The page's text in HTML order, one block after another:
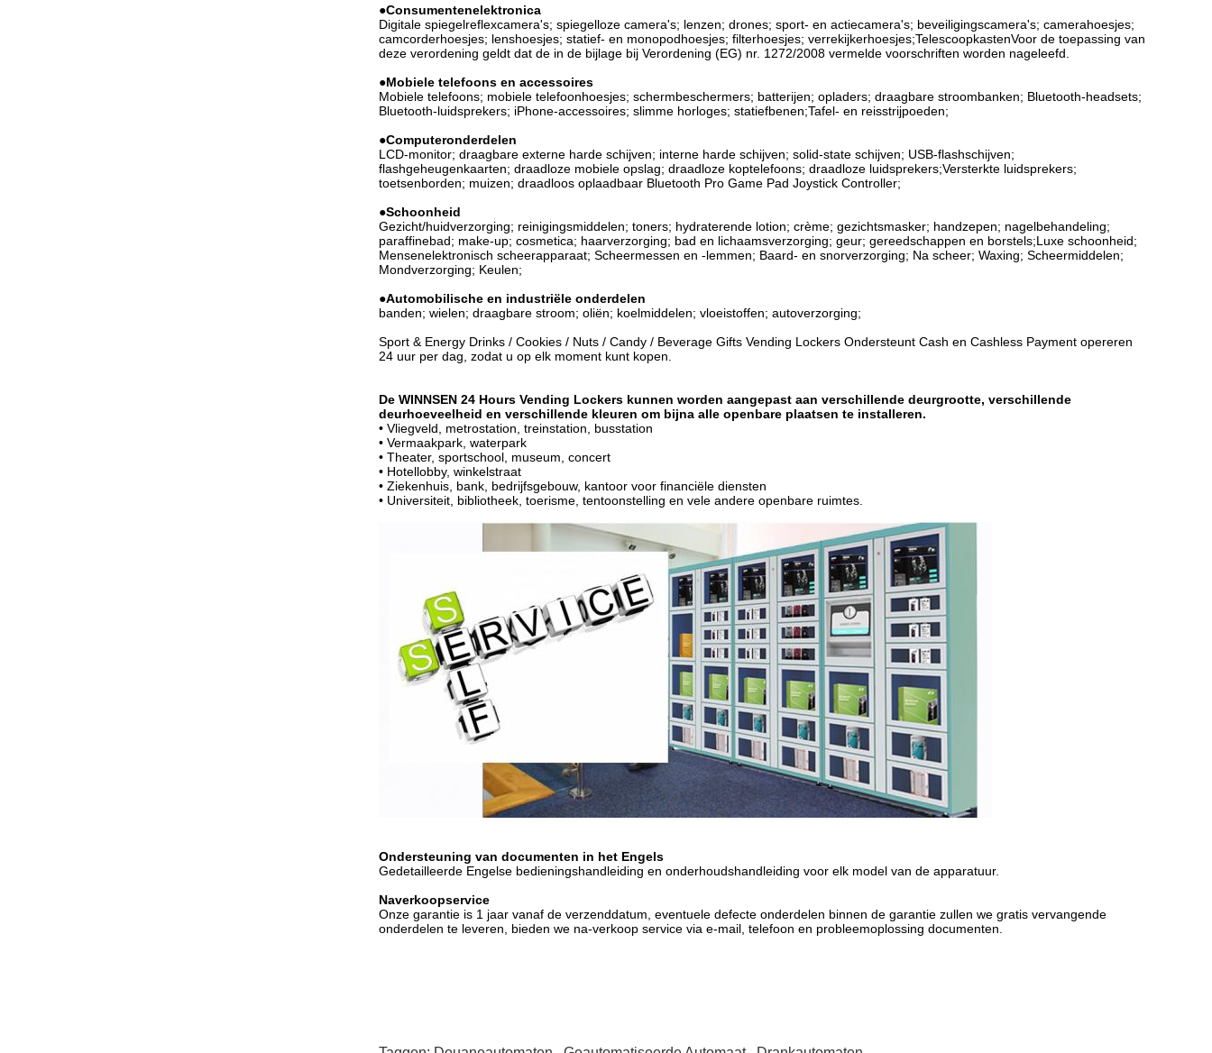
●Consumentenelektronica
Digitale spiegelreflexcamera's; spiegelloze camera's; lenzen; drones; sport- en actiecamera's; beveiligingscamera's; camerahoesjes;
camcorderhoesjes; lenshoesjes; statief- en monopodhoesjes; filterhoesjes; verrekijkerhoesjes;TelescoopkastenVoor de toepassing van
deze verordening geldt dat de in de bijlage bij Verordening (EG) nr. 1272/2008 vermelde voorschriften worden nageleefd.
●Mobiele telefoons en accessoires
Mobiele telefoons; mobiele telefoonhoesjes; schermbeschermers; batterijen; opladers; draagbare stroombanken; Bluetooth-headsets;
Bluetooth-luidsprekers; iPhone-accessoires; slimme horloges; statiefbenen;Tafel- en reisstrijpoeden;
●Computeronderdelen
LCD-monitor; draagbare externe harde schijven; interne harde schijven; solid-state schijven; USB-flashschijven;
flashgeheugenkaarten; draadloze mobiele opslag; draadloze koptelefoons; draadloze luidsprekers;Versterkte luidsprekers;
toetsenborden; muizen; draadloos oplaadbaar Bluetooth Pro Game Pad Joystick Controller;
●Schoonheid
Gezicht/huidverzorging; reinigingsmiddelen; toners; hydraterende lotion; crème; gezichtsmasker; handzepen; nagelbehandeling;
paraffinebad; make-up; cosmetica; haarverzorging; bad en lichaamsverzorging; geur; gereedschappen en borstels;Luxe schoonheid;
Mensen­elektronisch scheerapparaat; Scheermessen en -lemmen; Baard- en snorverzorging; Na scheer; Waxing; Scheermiddelen;
Mondverzorging; Keulen;
●Automobilische en industriële onderdelen
banden; wielen; draagbare stroom; oliën; koelmiddelen; vloeistoffen; autoverzorging;
Sport & Energy Drinks / Cookies / Nuts / Candy / Beverage Gifts Vending Lockers Ondersteunt Cash en Cashless Payment opereren
24 uur per dag, zodat u op elk moment kunt kopen.
De WINNSEN 24 Hours Vending Lockers kunnen worden aangepast aan verschillende deurgrootte, verschillende
deurhoeveelheid en verschillende kleuren om bijna alle openbare plaatsen te installeren.
• Vliegveld, metrostation, treinstation, busstation
• Vermaakpark, waterpark
• Theater, sportschool, museum, concert
• Hotellobby, winkelstraat
• Ziekenhuis, bank, bedrijfsgebouw, kantoor voor financiële diensten
• Universiteit, bibliotheek, toerisme, tentoonstelling en vele andere openbare ruimtes.
Ondersteuning van documenten in het Engels
Gedetailleerde Engelse bedieningshandleiding en onderhoudshandleiding voor elk model van de apparatuur.
Naverkoopservice
Onze garantie is 1 jaar vanaf de verzenddatum, eventuele defecte onderdelen binnen de garantie zullen we gratis vervangende
onderdelen te leveren, bieden we na-verkoop service via e-mail, telefoon en probleemoplossing documenten.